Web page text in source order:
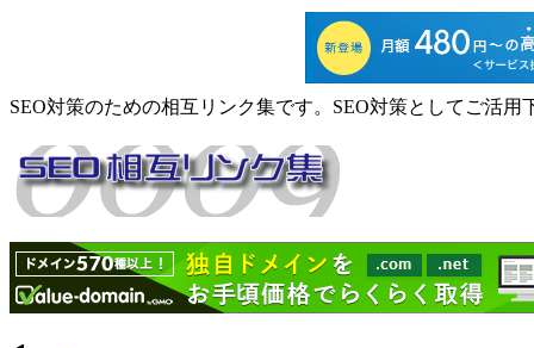
SEO対策のための相互リンク集です。SEO対策としてご活用